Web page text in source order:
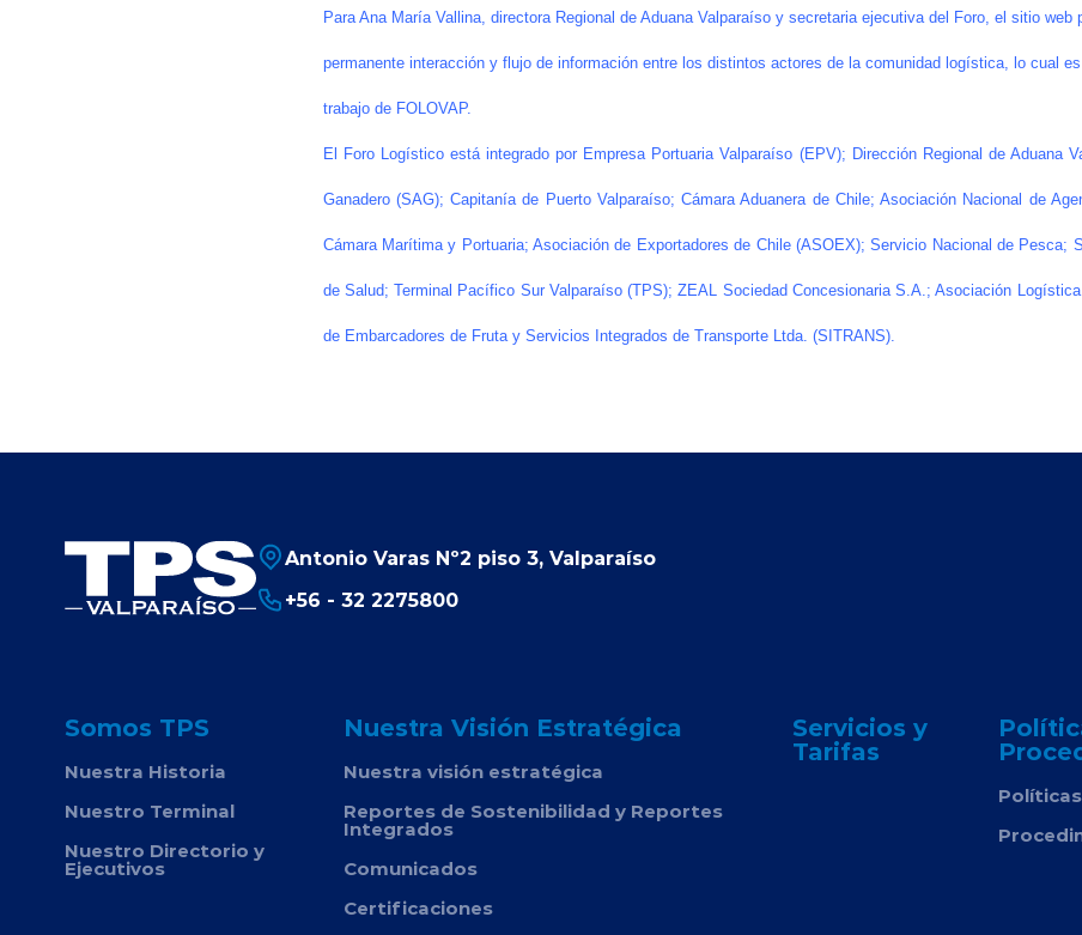
Para Ana María Vallina, directora Regional de Aduana Valparaíso y secretaria ejecutiva del Foro, el sitio web
permanente interacción y flujo de información entre los distintos actores de la comunidad logística, lo cual
trabajo de FOLOVAP.
El Foro Logístico está integrado por Empresa Portuaria Valparaíso (EPV); Dirección Regional de Aduana
Ganadero (SAG); Capitanía de Puerto Valparaíso; Cámara Aduanera de Chile; Asociación Nacional de
Cámara Marítima y Portuaria; Asociación de Exportadores de Chile (ASOEX); Servicio Nacional de Pesca;
de Salud; Terminal Pacífico Sur Valparaíso (TPS); ZEAL Sociedad Concesionaria S.A.; Asociación
de Embarcadores de Fruta y Servicios Integrados de Transporte Ltda. (SITRANS).
Antonio Varas Nº2 piso 3, Valparaíso
+56 - 32 2275800
Somos TPS
Nuestra Historia
Nuestro Terminal
Nuestro Directorio y
Ejecutivos
Nuestra Visión Estratégica
Nuestra visión estratégica
Reportes de Sostenibilidad y Reportes
Integrados
Comunicados
Certificaciones
Servicios y
Tarifas
Políticas